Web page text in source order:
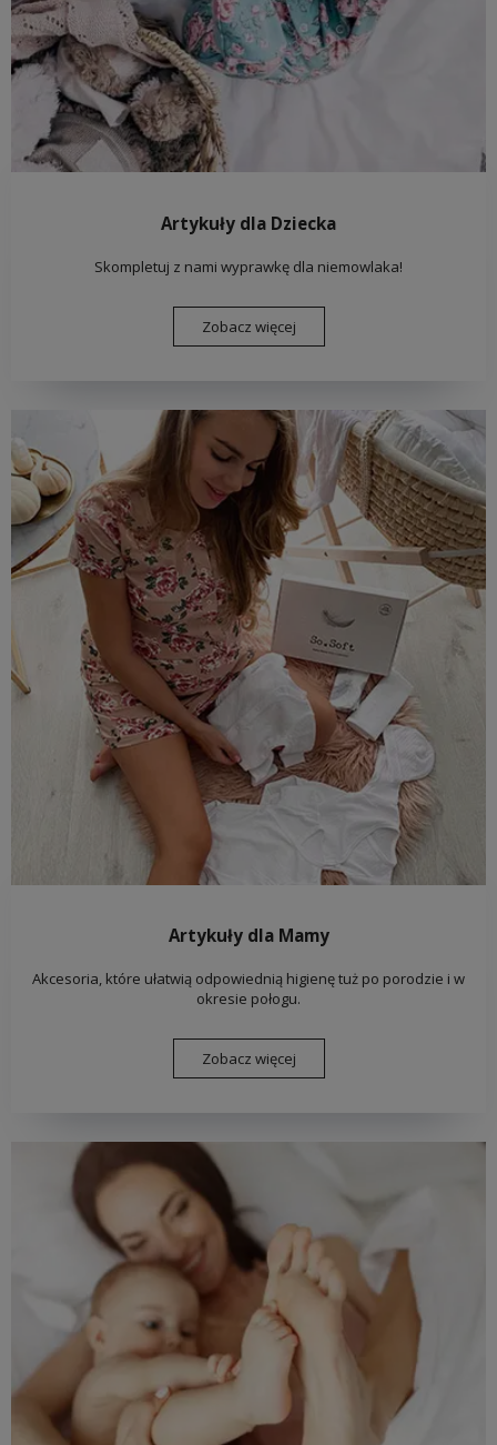
Artykuły dla Dziecka
Skompletuj z nami wyprawkę dla niemowlaka!
Zobacz więcej
Artykuły dla Mamy
Akcesoria, które ułatwią odpowiednią higienę tuż po porodzie i w
okresie połogu.
Zobacz więcej